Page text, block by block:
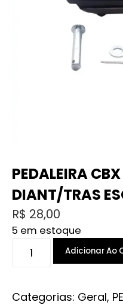
PEDALEIRA
DIANT/TRAS
R$ 28,00
5 em estoque
PEDALEIRA
CBX
TWIST
Adicionar Ao
Categorias: Geral,